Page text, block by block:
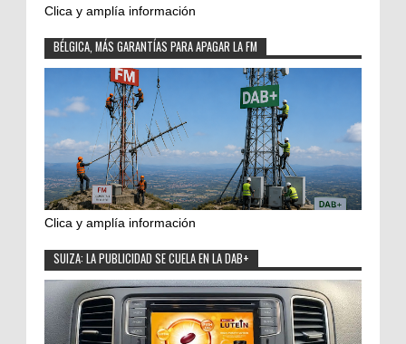
Clica y amplía información
BÉLGICA, MÁS GARANTÍAS PARA APAGAR LA FM
Clica y amplía información
SUIZA: LA PUBLICIDAD SE CUELA EN LA DAB+